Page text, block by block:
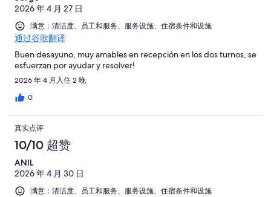
2026 年 4 月 27 日
满意：清洁度、员工和服务、服务设施、住宿条件和设施
通过谷歌翻译
Buen desayuno, muy amables en recepción en los dos turnos, se
esfuerzan por ayudar y resolver!
2026 年 4 月入住 2 晚
0
真实点评
10/10 超赞
ANIL
2026 年 4 月 30 日
满意：清洁度、员工和服务、服务设施、住宿条件和设施